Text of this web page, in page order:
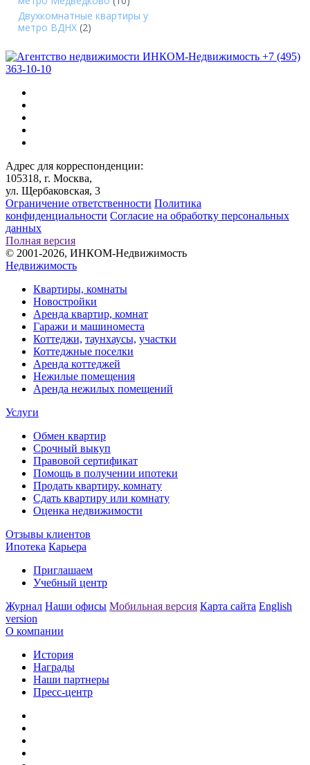
Двухкомнатные квартиры у
метро ВДНХ (2)
+7 (495)
363-10-10
Адрес для корреспонденции:
105318, г. Москва,
ул. Щербаковская, 3
Ограничение ответственности Политика
конфиденциальности Согласие на обработку персональных
данных
Полная версия
© 2001-2026, ИНКОМ-Недвижимость
Недвижимость
Квартиры, комнаты
Новостройки
Аренда квартир, комнат
Гаражи и машиноместа
Коттеджи, таунхаусы, участки
Коттеджные поселки
Аренда коттеджей
Нежилые помещения
Аренда нежилых помещений
Услуги
Обмен квартир
Срочный выкуп
Правовой сертификат
Помощь в получении ипотеки
Продать квартиру, комнату
Сдать квартиру или комнату
Оценка недвижимости
Отзывы клиентов
Ипотека Карьера
Приглашаем
Учебный центр
Журнал Наши офисы Мобильная версия Карта сайта English
version
О компании
История
Награды
Наши партнеры
Пресс-центр